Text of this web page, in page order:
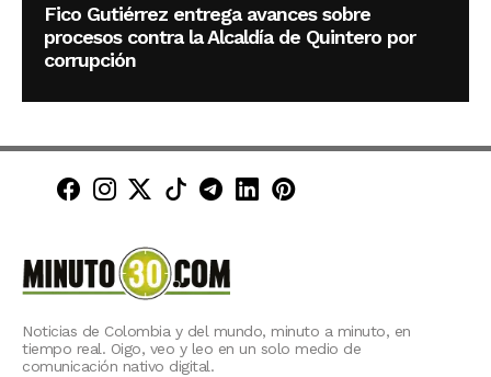
Fico Gutiérrez entrega avances sobre
procesos contra la Alcaldía de Quintero por
corrupción
Minuto30 en Facebook
Minuto30 en Instagram
Minuto30 en X (Twitter)
Minuto30 en TikTok
Canal de Minuto30 en
Minuto30 en LinkedIn
Minuto30 en
Noticias de Colombia y del mundo, minuto a minuto, en
tiempo real. Oigo, veo y leo en un solo medio de
comunicación nativo digital.